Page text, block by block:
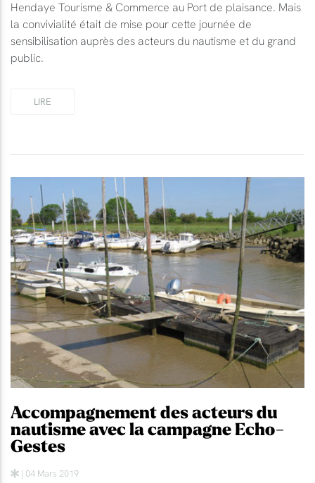
Hendaye Tourisme & Commerce au Port de plaisance. Mais
la convivialité était de mise pour cette journée de
sensibilisation auprès des acteurs du nautisme et du grand
public.
LIRE
Accompagnement des acteurs du
nautisme avec la campagne Echo-
Gestes
| 04 Mars 2019